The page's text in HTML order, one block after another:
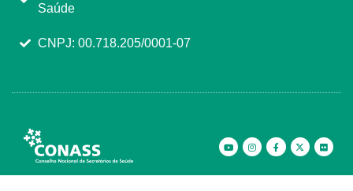
Saúde
CNPJ: 00.718.205/0001-07